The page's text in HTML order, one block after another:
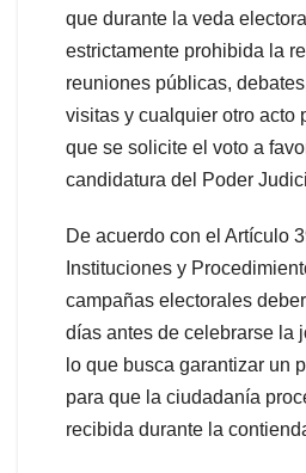
que durante la veda
estrictamente prohibida la
reuniones públicas,
visitas y cualquier otro acto
que se solicite el voto a
candidatura del Poder
De acuerdo con el Artículo
Instituciones y
campañas electorales
días antes de celebrarse la
lo que busca garantizar un
para que la ciudadanía
recibida durante la